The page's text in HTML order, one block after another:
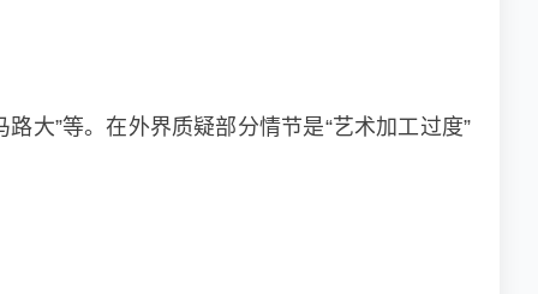
大”等。在外界质疑部分情节是“艺术加工过度”